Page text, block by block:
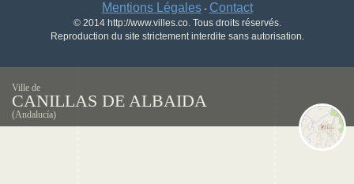
Mentions Légales- Contact
© 2014 http://www.villes.co. Tous droits réservés.
Reproduction du site strictement interdite sans autorisation.
Ville de
CANILLAS DE ALBAIDA
(Andalucía)